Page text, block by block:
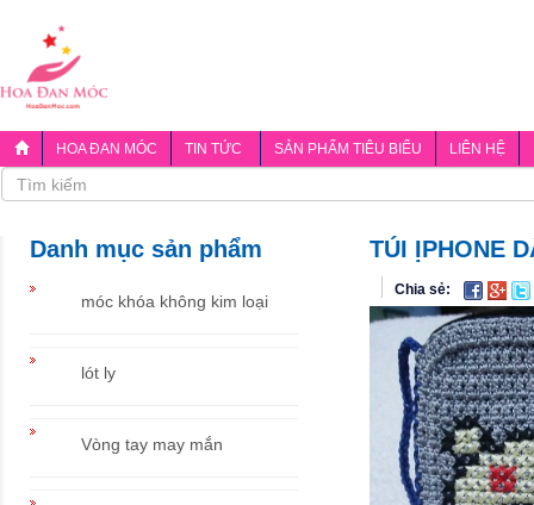
HOA ĐAN MÓC TIN TỨC SẢN PHẨM TIÊU BIỂU LIÊN HỆ
Danh mục sản phẩm
móc khóa không kim loại
lót ly
Vòng tay may mắn
TÚI ỊPHONE
Chia sẻ: